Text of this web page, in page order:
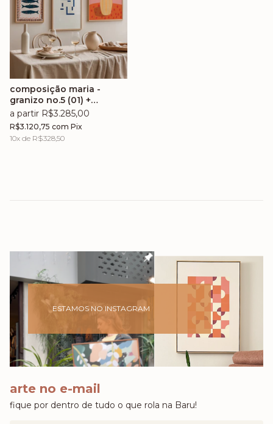
composição maria -
granizo no.5 (01) +
brasilidade no.5 (02) +
chiclete no.15 (03) + volta
no.19 (04) + brasilidade
no.1 (05)
a partir R$3.285,00
R$3.120,75 com Pix
10x de R$328,50
ESTAMOS NO INSTAGRAM
arte no e-mail
fique por dentro de tudo o que rola na Baru!